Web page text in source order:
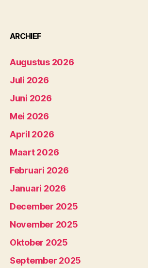
ARCHIEF
Augustus 2026
Juli 2026
Juni 2026
Mei 2026
April 2026
Maart 2026
Februari 2026
Januari 2026
December 2025
November 2025
Oktober 2025
September 2025